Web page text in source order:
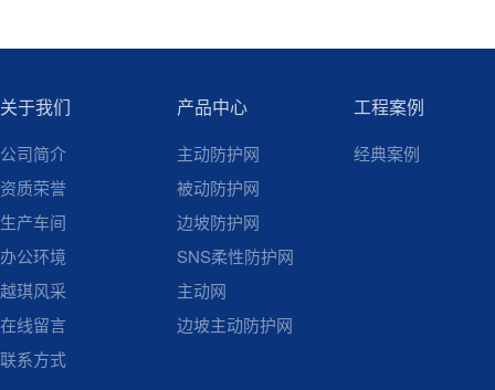
关于我们
公司简介
资质荣誉
生产车间
办公环境
越琪风采
在线留言
联系方式
产品中心
主动防护网
被动防护网
边坡防护网
SNS柔性防护网
主动网
边坡主动防护网
工程案例
经典案例